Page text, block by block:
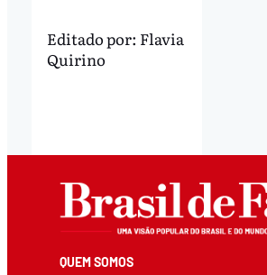
Editado por: Flavia
Quirino
QUEM SOMOS